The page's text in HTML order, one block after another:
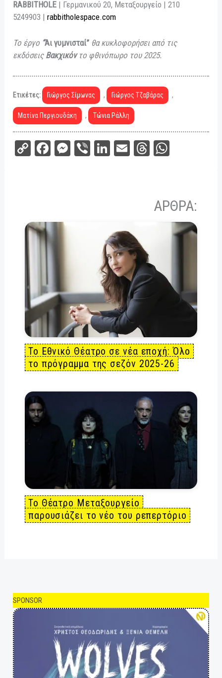
RABBITHOLE | Γερμανικού 20, Μεταξουργείο | 210
5249903 |rabbitholespace.com
Το έργο “Αι γυμνισταί” θα κυκλοφορήσει από τις
εκδόσειςΒακχικόν το φθινόπωρο του 2025.
Ετικέτες: Γιώργος Σίμωνας , Γιώργος Τζαβάρας ,
Ματίνα Περγιουδάκη , Τώνια Ράλλη
C
Fa M
Vi
Li
E
Th
s
A
pp
ΑΡΘΡΑ:
Το Εθνικό Θέατρο σε νέα εποχή: Όλο
το πρόγραμμα της σεζόν 2025-26
Το Θέατρο Μεταξουργείο
παρουσιάζει το νέο του ρεπερτόριο
SPONSOR